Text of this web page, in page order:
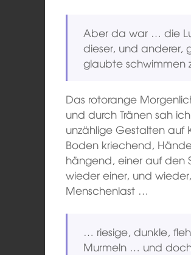
Aber da war … die
dieser, und anderer,
glaubte schwimmen
Das rotorange
und durch Tränen sah
unzählige Gestalten auf
Boden kriechend,
hängend, einer auf den
wieder einer, und
Menschenlast …
… riesige, dunkle,
Murmeln … und